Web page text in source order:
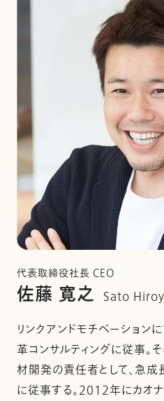
代表取締役社長 CEO
佐藤 寛之
Sato
リンクアンドモチベーション
革コンサルティングに従事。
材開発の責任者として、急
に従事する。2012年にカオ